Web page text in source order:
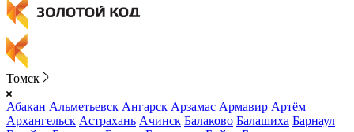
Томск
Абакан Альметьевск Ангарск Арзамас Армавир Артём
Архангельск Астрахань Ачинск Балаково Балашиха Барнаул